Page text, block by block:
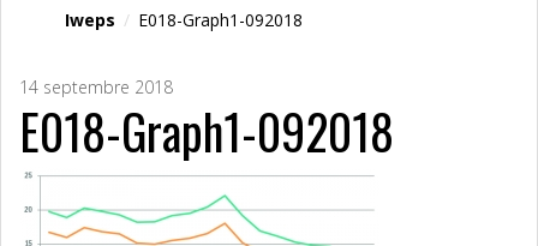
Iweps / E018-Graph1-092018
14 septembre 2018
E018-Graph1-092018